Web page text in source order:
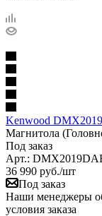
Kenwood
Магнитола
Под заказ
Арт.:
36 990 руб./шт
Под заказ
Наши менеджеры
условия заказа